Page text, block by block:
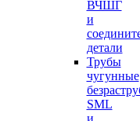
ВЧШГ
и
детали
Трубы
чугунные
SML
и